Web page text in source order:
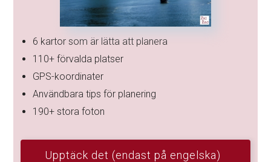
6 kartor som är lätta att planera
110+ förvalda platser
GPS-koordinater
Användbara tips för planering
190+ stora foton
Upptäck det (endast på engelska)